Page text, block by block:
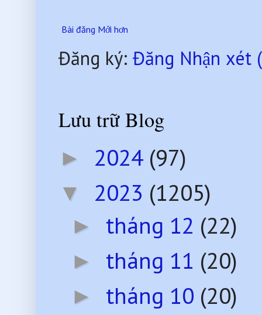
Bài đăng Mới hơn
Đăng ký:Đăng Nhận xét
Lưu trữ Blog
► 2024 (97)
▼ 2023 (1205)
► tháng 12 (22)
► tháng 11 (20)
► tháng 10 (20)